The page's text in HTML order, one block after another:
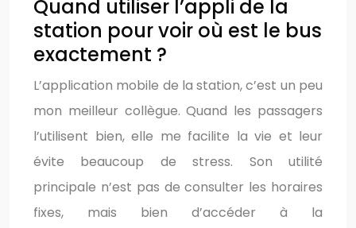
Quand utiliser l’appli de la
station pour voir où est le bus
exactement ?
L’application mobile de la station, c’est un peu
mon meilleur collègue. Quand les passagers
l’utilisent bien, elle me facilite la vie et leur
évite beaucoup de stress. Son utilité
principale n’est pas de consulter les horaires
fixes, mais bien d’accéder à la